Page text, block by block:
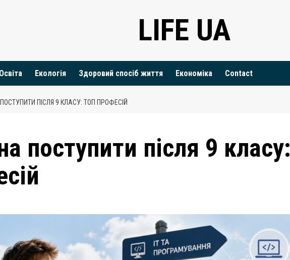
LIFE UA
Освіта Екологія Здоровий спосіб життя Економіка Contact
ПІСЛЯ 9 КЛАСУ: ТОП ПРОФЕСІЙ
поступити після 9 класу: